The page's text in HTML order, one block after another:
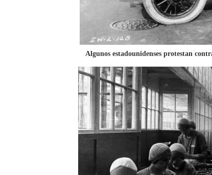
Algunos estadounidenses protestan